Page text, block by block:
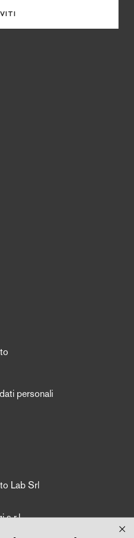
personali
Lab Srl
s.r.l.